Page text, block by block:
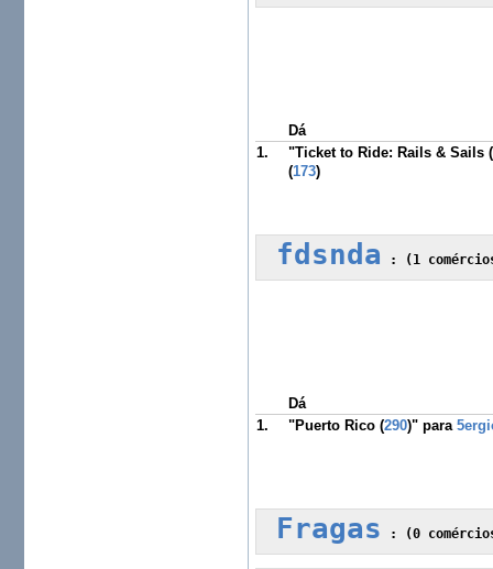
Dá
1.
"Ticket to Ride: Rails & Sails (
(173)
fdsnda : (1
Dá
1.
"Puerto Rico (290)" para
Fragas : (0